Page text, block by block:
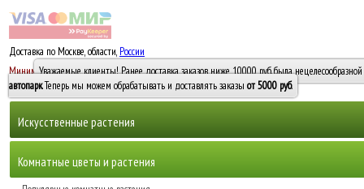
Доставка по Москве, области, России
Минимальный заказ -10 0005000 руб.
Уважаемые клиенты! Ранее доставка заказов ниже 10000 руб. была
автопарк. Теперь мы можем обрабатывать и доставлять заказы от 5000 руб.
Искусственные растения
Горшечные растения, кусты и мох
Комнатные цветы и растения